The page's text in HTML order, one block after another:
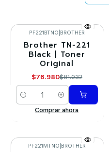
-5%
PF221BTNO BROTHER
Brother TN-221
Black | Toner
Original
$76.980$81.032
Cantidad
Comprar ahora
PF221MTNO BROTHER